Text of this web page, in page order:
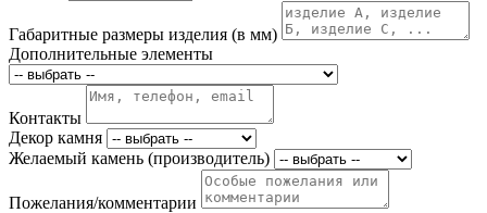
Габаритные размеры изделия (в мм)
Дополнительные элементы
Контакты
Декор камня
Желаемый камень (производитель)
Пожелания/комментарии